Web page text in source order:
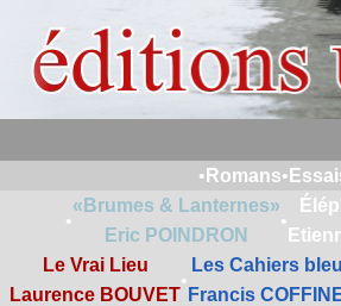
• Romans•
•
«Brumes & Lanternes»
Eric POINDRON
•
Le Vrai Lieu
Laurence BOUVET
•
Les Cahiers
Francis